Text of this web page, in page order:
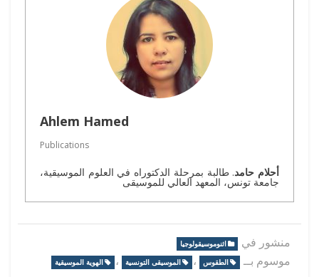
Ahlem Hamed
Publications
أحلام حامد. طالبة بمرحلة الدكتوراه في العلوم الموسيقية،
جامعة تونس، المعهد العالي للموسيقى
منشور في اثنوموسيقولوجيا
موسوم بــ الطقوس ، الموسيقى التونسية ، الهوية الموسيقية